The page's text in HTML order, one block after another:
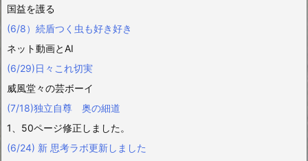
国益を護る
(6/8）続盾つく虫も好き好き
ネット動画とAI
(6/29)日々これ切実
威風堂々の芸ボーイ
(7/18)独立自尊 奥の細道
1、50ページ修正しました。
(6/24) 新 思考ラボ更新しました